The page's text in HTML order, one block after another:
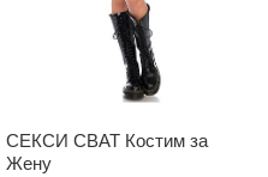
СЕКСИ СВАТ Костим за
Жену